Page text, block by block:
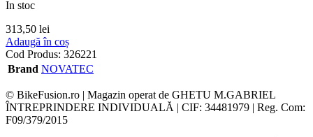
In stoc
313,50 lei
Adaugă în coș
Cod Produs: 326221
Brand NOVATEC
© BikeFusion.ro | Magazin operat de GHETU M.GABRIEL
ÎNTREPRINDERE INDIVIDUALĂ | CIF: 34481979 | Reg. Com:
F09/379/2015